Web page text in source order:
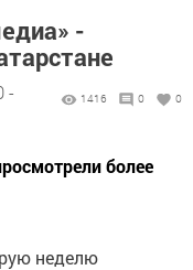
-
-
1416 0 0
более
неделю